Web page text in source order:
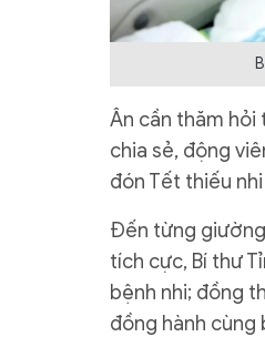
Ân cần thăm hỏi
chia sẻ, động
đón Tết thiếu
Đến từng
tích cực, Bí thư
bệnh nhi; đồng
đồng hành cùng